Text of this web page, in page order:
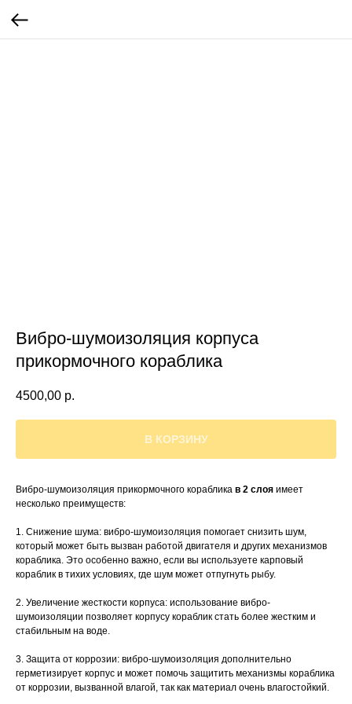
Вибро-шумоизоляция корпуса
прикормочного кораблика
4500,00 р.
В КОРЗИНУ
Вибро-шумоизоляция прикормочного кораблика в 2 слоя имеет
несколько преимуществ:
1. Снижение шума: вибро-шумоизоляция помогает снизить шум,
который может быть вызван работой двигателя и других механизмов
кораблика. Это особенно важно, если вы используете карповый
кораблик в тихих условиях, где шум может отпугнуть рыбу.
2. Увеличение жесткости корпуса: использование вибро-
шумоизоляции позволяет корпусу кораблик стать более жестким и
стабильным на воде.
3. Защита от коррозии: вибро-шумоизоляция дополнительно
герметизирует корпус и может помочь защитить механизмы кораблика
от коррозии, вызванной влагой, так как материал очень влагостойкий.